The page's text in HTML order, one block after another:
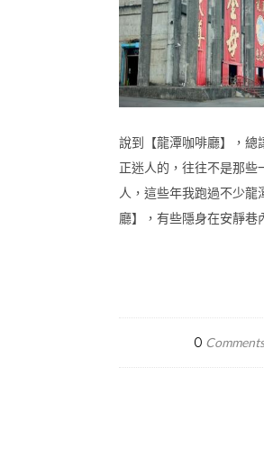
說到【龍潭咖啡廳】，總
正迷人的，往往不是那些
人，這些年我跑過不少
廳】，有些隱身在安靜
0 Comments